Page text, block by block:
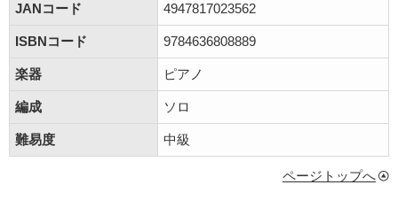
JANコード 4947817023562
ISBNコード 9784636808889
楽器 ピアノ
編成 ソロ
難易度 中級
ページトップへ